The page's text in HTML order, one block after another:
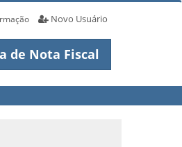
Novo Usuário
de Nota Fiscal